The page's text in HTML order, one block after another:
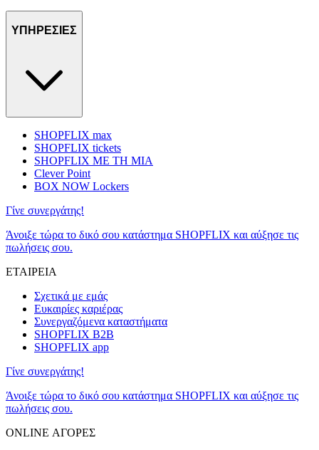
ΥΠΗΡΕΣΙΕΣ
SHOPFLIX max
SHOPFLIX tickets
SHOPFLIX ΜΕ ΤΗ ΜΙΑ
Clever Point
BOX NOW Lockers
Γίνε συνεργάτης!
Άνοιξε τώρα το δικό σου κατάστημα SHOPFLIX και αύξησε τις
πωλήσεις σου.
ΕΤΑΙΡΕΙΑ
Σχετικά με εμάς
Ευκαιρίες καριέρας
Συνεργαζόμενα καταστήματα
SHOPFLIX B2B
SHOPFLIX app
Γίνε συνεργάτης!
Άνοιξε τώρα το δικό σου κατάστημα SHOPFLIX και αύξησε τις
πωλήσεις σου.
ONLINE ΑΓΟΡΕΣ